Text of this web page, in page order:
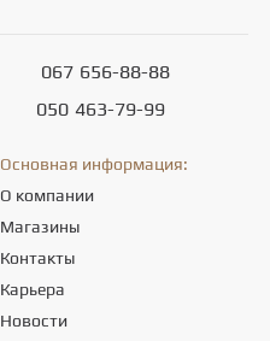
067 656-88-88
050 463-79-99
Основная информация:
О компании
Магазины
Контакты
Карьера
Новости